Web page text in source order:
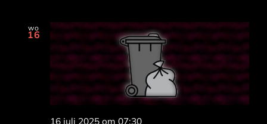
wo
16
16 juli 2025 om 07:30